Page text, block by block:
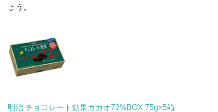
ょう。
明治 チョコレート効果カカオ72%BOX 75g×5箱